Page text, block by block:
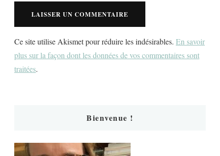
Ce site utilise Akismet pour réduire les indésirables. En savoir
plus sur la façon dont les données de vos commentaires sont
traitées.
Bienvenue !